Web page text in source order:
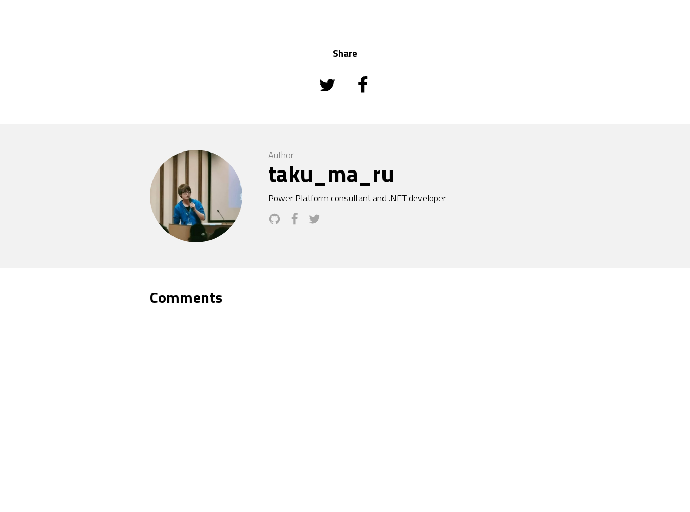
Share
Author
taku_ma_ru
Power Platform consultant and .NET developer
Comments